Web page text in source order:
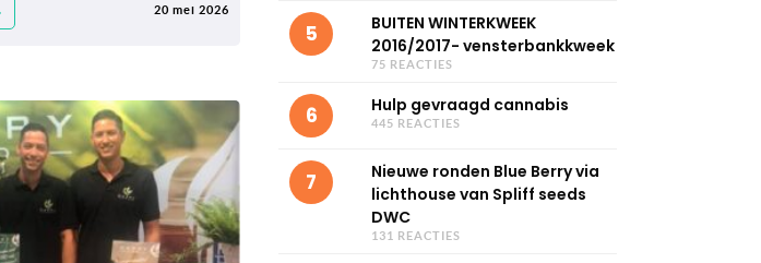
20 mei 2026
5
BUITEN WINTERKWEEK
2016/2017- vensterbankkweek
75 REACTIES
6 Hulp gevraagd cannabis
445 REACTIES
7
Nieuwe ronden Blue Berry via
lichthouse van Spliff seeds
DWC
131 REACTIES